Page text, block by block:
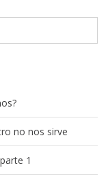
no nos sirve
1